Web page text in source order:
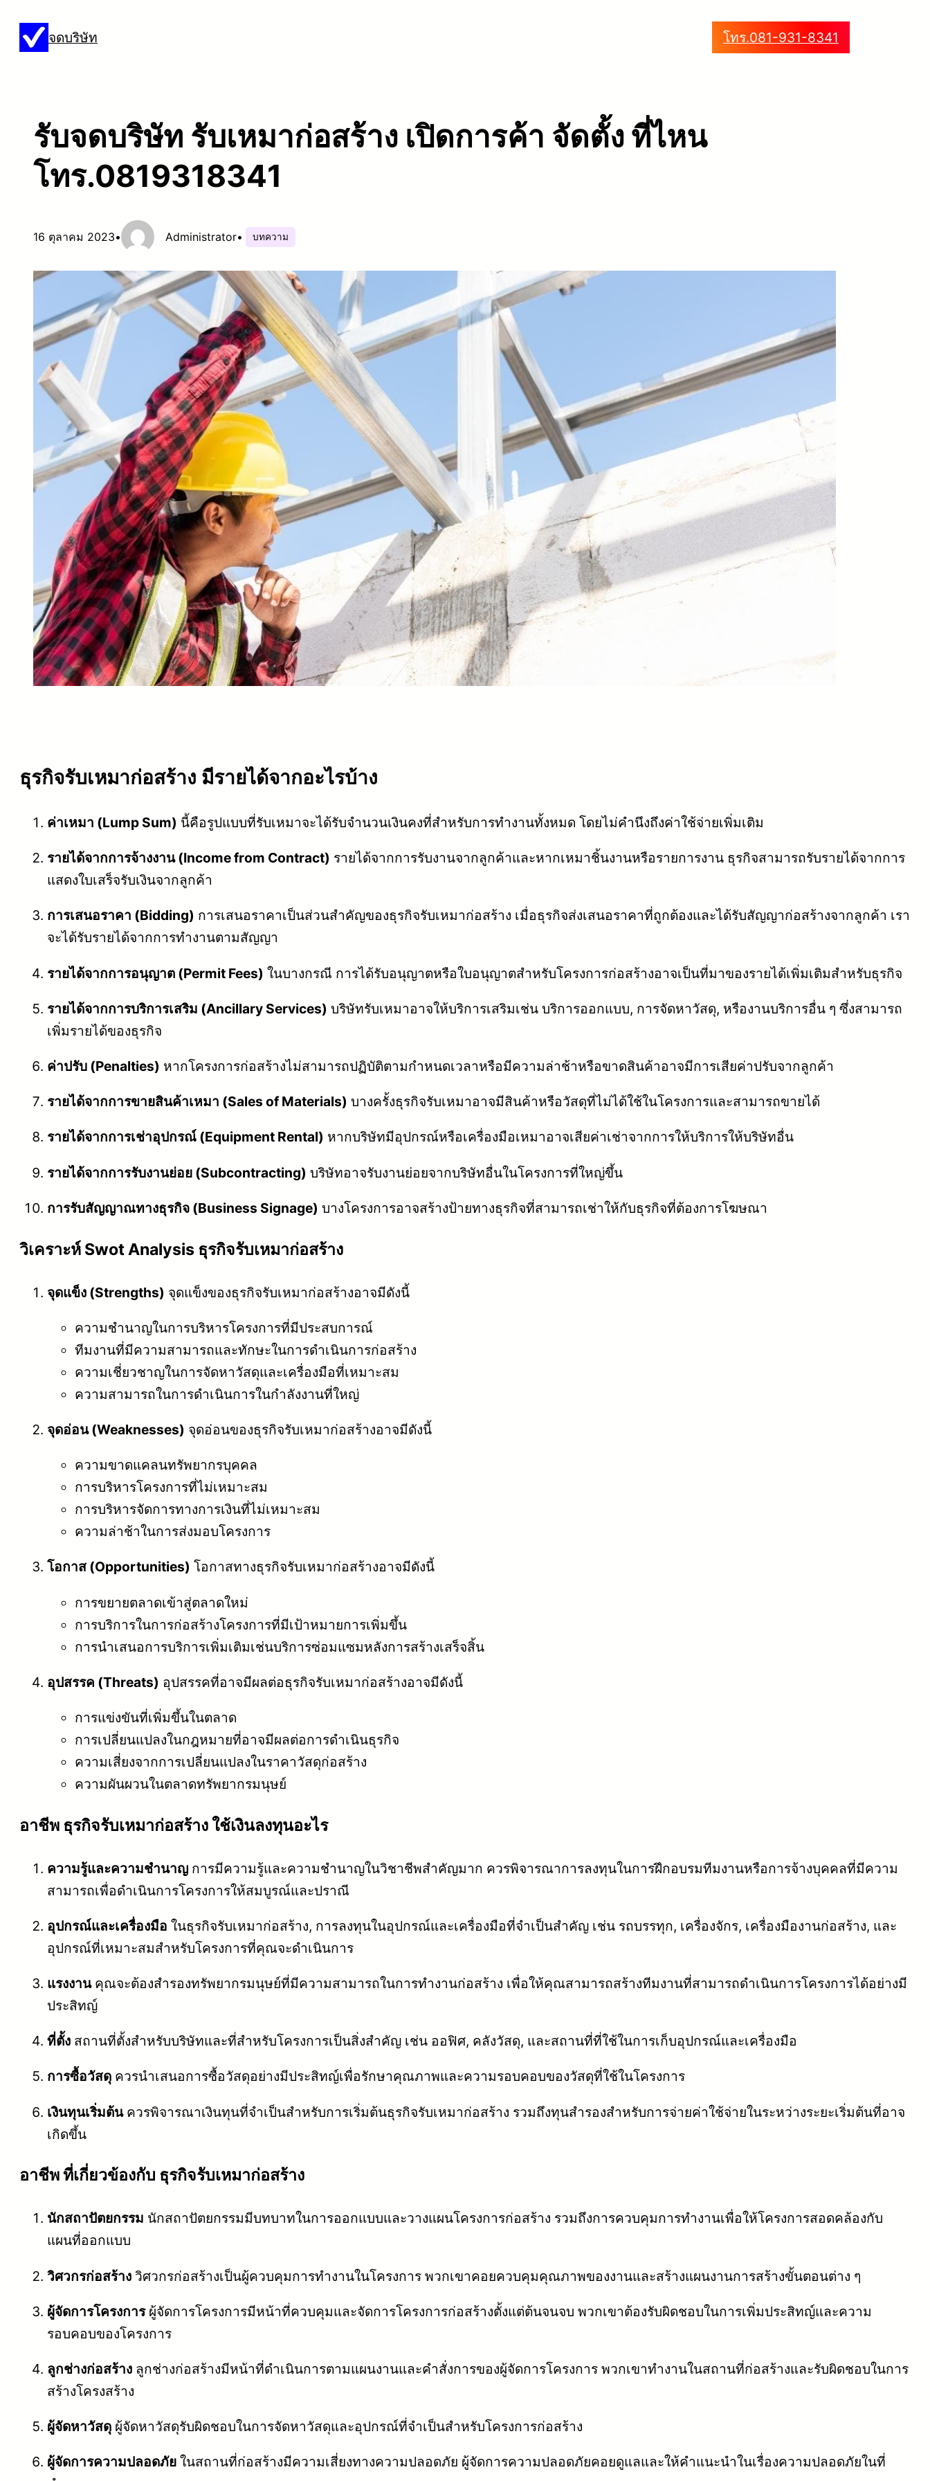
จดบริษัท โทร.081-931-8341
รับจดบริษัท รับเหมาก่อสร้าง เปิดการค้า จัดตั้ง ที่ไหน
โทร.0819318341
16 ตุลาคม 2023• Administrator• บทความ
ธุรกิจรับเหมาก่อสร้าง มีรายได้จากอะไรบ้าง
ค่าเหมา (Lump Sum) นี้คือรูปแบบที่รับเหมาจะได้รับจำนวนเงินคงที่สำหรับการทำงานทั้งหมด โดยไม่คำนึงถึงค่าใช้จ่ายเพิ่มเติม
รายได้จากการจ้างงาน (Income from Contract) รายได้จากการรับงานจากลูกค้าและหากเหมาชิ้นงานหรือรายการงาน ธุรกิจสามารถรับรายได้จากการ
แสดงใบเสร็จรับเงินจากลูกค้า
การเสนอราคา (Bidding) การเสนอราคาเป็นส่วนสำคัญของธุรกิจรับเหมาก่อสร้าง เมื่อธุรกิจส่งเสนอราคาที่ถูกต้องและได้รับสัญญาก่อสร้างจากลูกค้า เรา
จะได้รับรายได้จากการทำงานตามสัญญา
รายได้จากการอนุญาต (Permit Fees) ในบางกรณี การได้รับอนุญาตหรือใบอนุญาตสำหรับโครงการก่อสร้างอาจเป็นที่มาของรายได้เพิ่มเติมสำหรับธุรกิจ
รายได้จากการบริการเสริม (Ancillary Services) บริษัทรับเหมาอาจให้บริการเสริมเช่น บริการออกแบบ, การจัดหาวัสดุ, หรืองานบริการอื่น ๆ ซึ่งสามารถ
เพิ่มรายได้ของธุรกิจ
ค่าปรับ (Penalties) หากโครงการก่อสร้างไม่สามารถปฏิบัติตามกำหนดเวลาหรือมีความล่าช้าหรือขาดสินค้าอาจมีการเสียค่าปรับจากลูกค้า
รายได้จากการขายสินค้าเหมา (Sales of Materials) บางครั้งธุรกิจรับเหมาอาจมีสินค้าหรือวัสดุที่ไม่ได้ใช้ในโครงการและสามารถขายได้
รายได้จากการเช่าอุปกรณ์ (Equipment Rental) หากบริษัทมีอุปกรณ์หรือเครื่องมือเหมาอาจเสียค่าเช่าจากการให้บริการให้บริษัทอื่น
รายได้จากการรับงานย่อย (Subcontracting) บริษัทอาจรับงานย่อยจากบริษัทอื่นในโครงการที่ใหญ่ขึ้น
การรับสัญญาณทางธุรกิจ (Business Signage) บางโครงการอาจสร้างป้ายทางธุรกิจที่สามารถเช่าให้กับธุรกิจที่ต้องการโฆษณา
วิเคราะห์ Swot Analysis ธุรกิจรับเหมาก่อสร้าง
จุดแข็ง (Strengths) จุดแข็งของธุรกิจรับเหมาก่อสร้างอาจมีดังนี้
ความชำนาญในการบริหารโครงการที่มีประสบการณ์
ทีมงานที่มีความสามารถและทักษะในการดำเนินการก่อสร้าง
ความเชี่ยวชาญในการจัดหาวัสดุและเครื่องมือที่เหมาะสม
ความสามารถในการดำเนินการในกำลังงานที่ใหญ่
จุดอ่อน (Weaknesses) จุดอ่อนของธุรกิจรับเหมาก่อสร้างอาจมีดังนี้
ความขาดแคลนทรัพยากรบุคคล
การบริหารโครงการที่ไม่เหมาะสม
การบริหารจัดการทางการเงินที่ไม่เหมาะสม
ความล่าช้าในการส่งมอบโครงการ
โอกาส (Opportunities) โอกาสทางธุรกิจรับเหมาก่อสร้างอาจมีดังนี้
การขยายตลาดเข้าสู่ตลาดใหม่
การบริการในการก่อสร้างโครงการที่มีเป้าหมายการเพิ่มขึ้น
การนำเสนอการบริการเพิ่มเติมเช่นบริการซ่อมแซมหลังการสร้างเสร็จสิ้น
อุปสรรค (Threats) อุปสรรคที่อาจมีผลต่อธุรกิจรับเหมาก่อสร้างอาจมีดังนี้
การแข่งขันที่เพิ่มขึ้นในตลาด
การเปลี่ยนแปลงในกฎหมายที่อาจมีผลต่อการดำเนินธุรกิจ
ความเสี่ยงจากการเปลี่ยนแปลงในราคาวัสดุก่อสร้าง
ความผันผวนในตลาดทรัพยากรมนุษย์
อาชีพ ธุรกิจรับเหมาก่อสร้าง ใช้เงินลงทุนอะไร
ความรู้และความชำนาญ การมีความรู้และความชำนาญในวิชาชีพสำคัญมาก ควรพิจารณาการลงทุนในการฝึกอบรมทีมงานหรือการจ้างบุคคลที่มีความ
สามารถเพื่อดำเนินการโครงการให้สมบูรณ์และปราณี
อุปกรณ์และเครื่องมือ ในธุรกิจรับเหมาก่อสร้าง, การลงทุนในอุปกรณ์และเครื่องมือที่จำเป็นสำคัญ เช่น รถบรรทุก, เครื่องจักร, เครื่องมืองานก่อสร้าง, และ
อุปกรณ์ที่เหมาะสมสำหรับโครงการที่คุณจะดำเนินการ
แรงงานคุณจะต้องสำรองทรัพยากรมนุษย์ที่มีความสามารถในการทำงานก่อสร้าง เพื่อให้คุณสามารถสร้างทีมงานที่สามารถดำเนินการโครงการได้อย่างมี
ประสิทญ์
ที่ตั้ง สถานที่ตั้งสำหรับบริษัทและที่สำหรับโครงการเป็นสิ่งสำคัญ เช่น ออฟิศ, คลังวัสดุ, และสถานที่ที่ใช้ในการเก็บอุปกรณ์และเครื่องมือ
การซื้อวัสดุ ควรนำเสนอการซื้อวัสดุอย่างมีประสิทญ์เพื่อรักษาคุณภาพและความรอบคอบของวัสดุที่ใช้ในโครงการ
เงินทุนเริ่มต้นควรพิจารณาเงินทุนที่จำเป็นสำหรับการเริ่มต้นธุรกิจรับเหมาก่อสร้าง รวมถึงทุนสำรองสำหรับการจ่ายค่าใช้จ่ายในระหว่างระยะเริ่มต้นที่อาจ
เกิดขึ้น
อาชีพ ที่เกี่ยวข้องกับ ธุรกิจรับเหมาก่อสร้าง
นักสถาปัตยกรรม นักสถาปัตยกรรมมีบทบาทในการออกแบบและวางแผนโครงการก่อสร้าง รวมถึงการควบคุมการทำงานเพื่อให้โครงการสอดคล้องกับ
แผนที่ออกแบบ
วิศวกรก่อสร้าง วิศวกรก่อสร้างเป็นผู้ควบคุมการทำงานในโครงการ พวกเขาคอยควบคุมคุณภาพของงานและสร้างแผนงานการสร้างขั้นตอนต่าง ๆ
ผู้จัดการโครงการผู้จัดการโครงการมีหน้าที่ควบคุมและจัดการโครงการก่อสร้างตั้งแต่ต้นจนจบ พวกเขาต้องรับผิดชอบในการเพิ่มประสิทญ์และความ
รอบคอบของโครงการ
ลูกช่างก่อสร้าง ลูกช่างก่อสร้างมีหน้าที่ดำเนินการตามแผนงานและคำสั่งการของผู้จัดการโครงการ พวกเขาทำงานในสถานที่ก่อสร้างและรับผิดชอบในการ
สร้างโครงสร้าง
ผู้จัดหาวัสดุ ผู้จัดหาวัสดุรับผิดชอบในการจัดหาวัสดุและอุปกรณ์ที่จำเป็นสำหรับโครงการก่อสร้าง
ผู้จัดการความปลอดภัย ในสถานที่ก่อสร้างมีความเสี่ยงทางความปลอดภัย ผู้จัดการความปลอดภัยคอยดูแลและให้คำแนะนำในเรื่องความปลอดภัยในที่